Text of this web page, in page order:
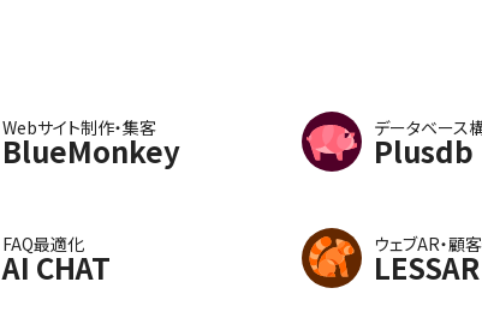
Webサイト制作・集客
BlueMonkey
データベース
Plusdb
FAQ最適化
AI CHAT
ウェブAR・顧
LESSAR